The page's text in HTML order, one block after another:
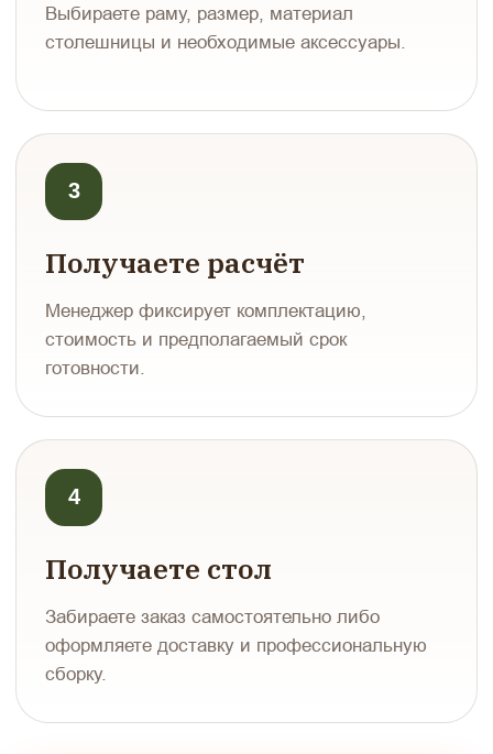
Выбираете раму, размер, материал
столешницы и необходимые аксессуары.
3
Получаете расчёт
Менеджер фиксирует комплектацию,
стоимость и предполагаемый срок
готовности.
4
Получаете стол
Забираете заказ самостоятельно либо
оформляете доставку и профессиональную
сборку.